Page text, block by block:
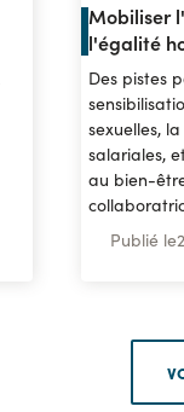
Mobiliser
l'égalité
Des pistes
sexuelles,
salariales,
au bien-
Publié le